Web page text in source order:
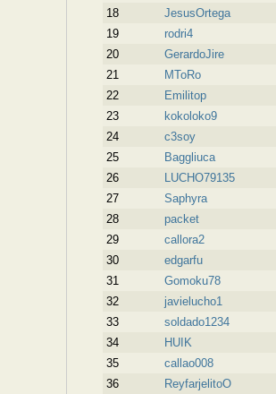
18
JesusOrtega
19
rodri4
20
GerardoJire
21
MToRo
22
Emilitop
23
kokoloko9
24
c3soy
25
Baggliuca
26
LUCHO79135
27
Saphyra
28
packet
29
callora2
30
edgarfu
31
Gomoku78
32
javielucho1
33
soldado1234
34
HUIK
35
callao008
36
ReyfarjelitoO